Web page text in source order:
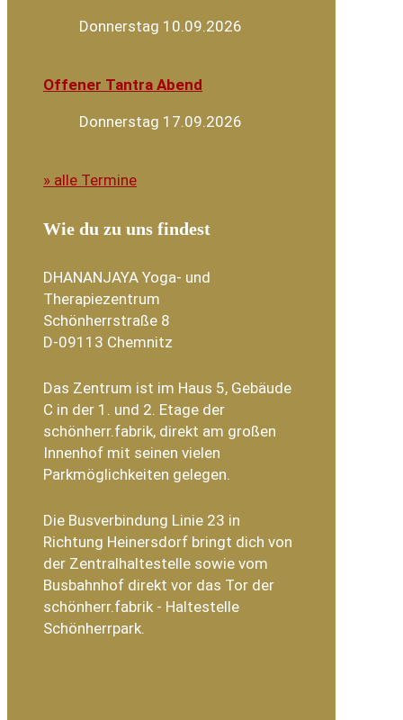
Donnerstag 10.09.2026
Offener Tantra Abend
Donnerstag 17.09.2026
» alle Termine
Wie du zu uns findest
DHANANJAYA Yoga- und
Therapiezentrum
Schönherrstraße 8
D-09113 Chemnitz
Das Zentrum ist im Haus 5, Gebäude
C in der 1. und 2. Etage der
schönherr.fabrik, direkt am großen
Innenhof mit seinen vielen
Parkmöglichkeiten gelegen.
Die Busverbindung Linie 23 in
Richtung Heinersdorf bringt dich von
der Zentralhaltestelle sowie vom
Busbahnhof direkt vor das Tor der
schönherr.fabrik - Haltestelle
Schönherrpark.